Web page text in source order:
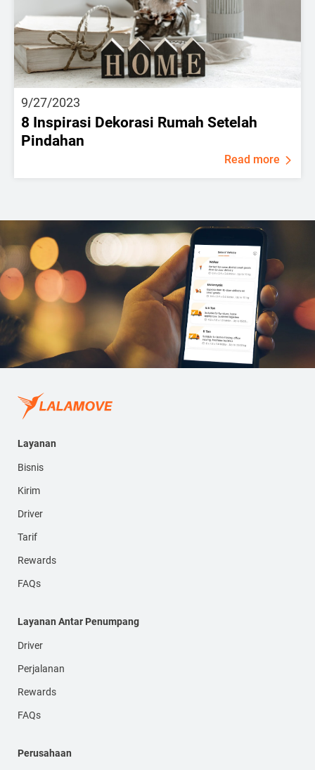
9/27/2023
8 Inspirasi Dekorasi Rumah Setelah
Pindahan
Read more
Layanan
Bisnis
Kirim
Driver
Tarif
Rewards
FAQs
Layanan Antar Penumpang
Driver
Perjalanan
Rewards
FAQs
Perusahaan